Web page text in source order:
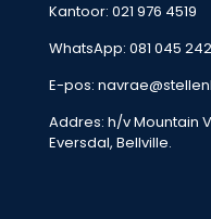
Kantoor: 021 976 4519
WhatsApp: 081 045
E-pos:
Addres: h/v Mountain
Eversdal, Bellville.